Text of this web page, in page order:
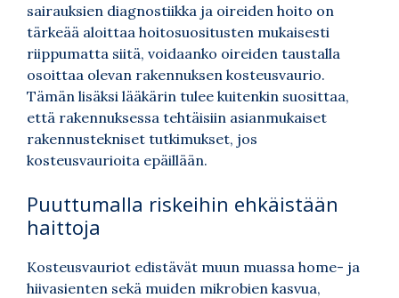
sairauksien diagnostiikka ja oireiden hoito on
tärkeää aloittaa hoitosuositusten mukaisesti
riippumatta siitä, voidaanko oireiden taustalla
osoittaa olevan rakennuksen kosteusvaurio.
Tämän lisäksi lääkärin tulee kuitenkin suosittaa,
että rakennuksessa tehtäisiin asianmukaiset
rakennustekniset tutkimukset, jos
kosteusvaurioita epäillään.
Puuttumalla riskeihin ehkäistään
haittoja
Kosteusvauriot edistävät muun muassa home- ja
hiivasienten sekä muiden mikrobien kasvua,